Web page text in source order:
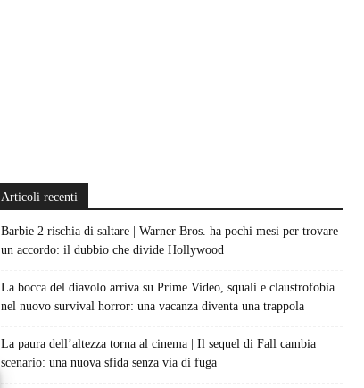
Articoli recenti
Barbie 2 rischia di saltare | Warner Bros. ha pochi mesi per trovare
un accordo: il dubbio che divide Hollywood
La bocca del diavolo arriva su Prime Video, squali e claustrofobia
nel nuovo survival horror: una vacanza diventa una trappola
La paura dell’altezza torna al cinema | Il sequel di Fall cambia
scenario: una nuova sfida senza via di fuga